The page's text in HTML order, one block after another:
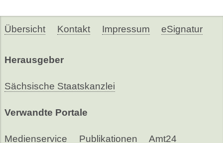
Übersicht Kontakt Impressum eSignatur
Herausgeber
Sächsische Staatskanzlei
Verwandte Portale
Medienservice Publikationen Amt24